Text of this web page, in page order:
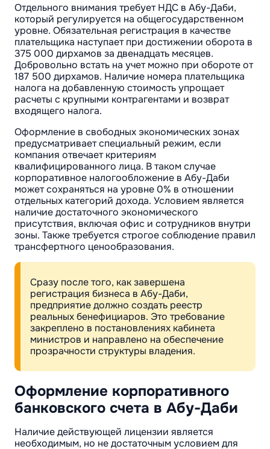
Отдельного внимания требует НДС в Абу-Даби,
который регулируется на общегосударственном
уровне. Обязательная регистрация в качестве
плательщика наступает при достижении оборота в
375 000 дирхамов за двенадцать месяцев.
Добровольно встать на учет можно при обороте от
187 500 дирхамов. Наличие номера плательщика
налога на добавленную стоимость упрощает
расчеты с крупными контрагентами и возврат
входящего налога.
Оформление в свободных экономических зонах
предусматривает специальный режим, если
компания отвечает критериям
квалифицированного лица. В таком случае
корпоративное налогообложение в Абу-Даби
может сохраняться на уровне 0% в отношении
отдельных категорий дохода. Условием является
наличие достаточного экономического
присутствия, включая офис и сотрудников внутри
зоны. Также требуется строгое соблюдение правил
трансфертного ценообразования.
Сразу после того, как завершена
регистрация бизнеса в Абу-Даби,
предприятие должно создать реестр
реальных бенефициаров. Это требование
закреплено в постановлениях кабинета
министров и направлено на обеспечение
прозрачности структуры владения.
Оформление корпоративного
банковского счета в Абу-Даби
Наличие действующей лицензии является
необходимым, но не достаточным условием для